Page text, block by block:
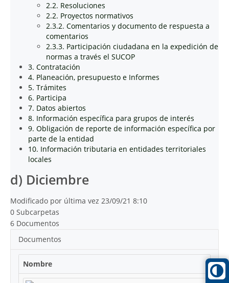
2.2. Resoluciones
2.2. Proyectos normativos
2.3.2. Comentarios y documento de respuesta a
comentarios
2.3.3. Participación ciudadana en la expedición de
normas a través el SUCOP
3. Contratación
4. Planeación, presupuesto e Informes
5. Trámites
6. Participa
7. Datos abiertos
8. Información específica para grupos de interés
9. Obligación de reporte de información específica por
parte de la entidad
10. Información tributaria en entidades territoriales
locales
d) Diciembre
Modificado por última vez 23/09/21 8:10
0 Subcarpetas
6 Documentos
Documentos
Nombre